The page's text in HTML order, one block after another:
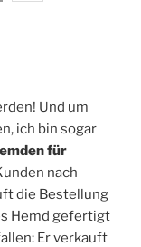
Und um
ich bin sogar
für
nach
die Bestellung
Hemd gefertigt
Er verkauft